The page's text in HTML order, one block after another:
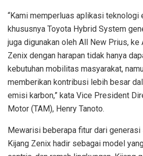
“Kami memperluas aplikasi teknologi
khususnya Toyota Hybrid System
juga digunakan oleh All New Prius, ke
Zenix dengan harapan tidak hanya
kebutuhan mobilitas masyarakat,
memberikan kontribusi lebih besar
emisi karbon,” kata Vice President
Motor (TAM), Henry Tanoto.
Mewarisi beberapa fitur dari
Kijang Zenix hadir sebagai model